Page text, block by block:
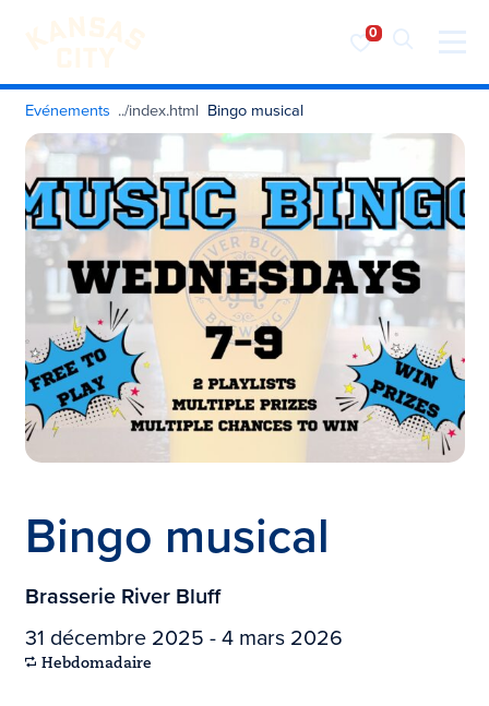
Visiter KC
Skip to content
Evénements Bingo musical
Bingo musical
Brasserie River Bluff
31 décembre 2025 - 4 mars 2026
Hebdomadaire